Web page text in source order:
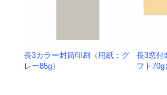
長3カラー封筒印刷（用紙：グ
レー85g）
長3窓付
フト70g